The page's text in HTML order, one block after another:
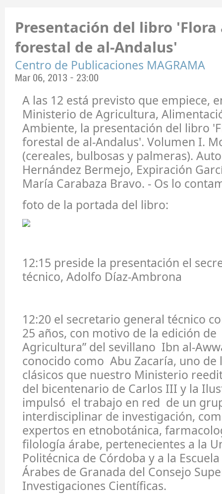
Presentación del libro
forestal de al-Andalus'
Centro de Publicaciones MAGRAMA
Mar 06, 2013 - 23:00
A las 12 está previsto que empiece,
Ministerio de Agricultura,
Ambiente, la presentación del libro
forestal de al-Andalus'. Volumen I.
(cereales, bulbosas y palmeras).
Hernández Bermejo, Expiración
María Carabaza Bravo. - Os lo
foto de la portada del libro:
12:15 preside la presentación el
técnico, Adolfo Díaz-Ambrona
12:20 el secretario general técnico
25 años, con motivo de la edición de
Agricultura” del sevillano Ibn al-
conocido como Abu Zacaría, uno
clásicos que nuestro Ministerio
del bicentenario de Carlos III y la
impulsó el trabajo en red de un
interdisciplinar de investigación,
expertos en etnobotánica,
filología árabe, pertenecientes a la
Politécnica de Córdoba y a la
Árabes de Granada del Consejo
Investigaciones Científicas.